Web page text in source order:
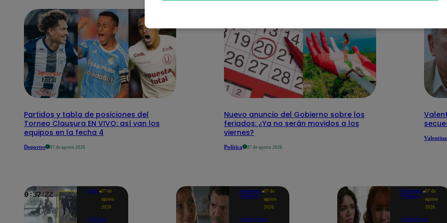
Partidos y tabla de posiciones del
Torneo Clausura EN VIVO: así van los
equipos en la fecha 4
Deportes 07 de agosto 2026
Nuevo anuncio del Gobierno sobre los
feriados: ¿Ya no serán movidos a los
viernes?
Política 07 de agosto 2026
Lima 07 de
agosto
2026
Videos
Valentina
Valiente
07 de
agosto
2026
Valentina
Valentina
Valiente
07 de
agosto
2026
Valentina